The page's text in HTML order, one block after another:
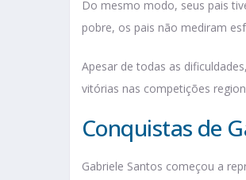
Do mesmo modo, seus pais
pobre, os pais não mediram
Apesar de todas as
vitórias nas competições
Conquistas de
Gabriele Santos começou a